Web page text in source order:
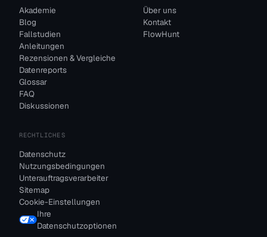
Akademie
Blog
Fallstudien
Anleitungen
Rezensionen & Vergleiche
Datenreports
Glossar
FAQ
Diskussionen
Über uns
Kontakt
FlowHunt
RECHTLICHES
Datenschutz
Nutzungsbedingungen
Unterauftragsverarbeiter
Sitemap
Cookie-Einstellungen
Ihre
Datenschutzoptionen